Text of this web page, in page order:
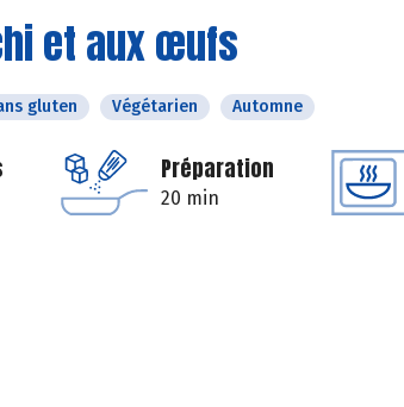
et aux œufs
gluten Végétarien Automne
Préparation
20 min